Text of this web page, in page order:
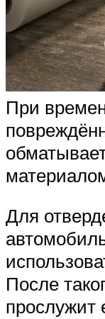
При
Для
После
прослужит